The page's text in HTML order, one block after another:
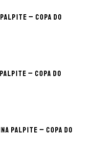
– Copa do
– Copa do
palpite – Copa do